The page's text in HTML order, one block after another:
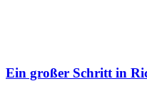
Ein großer Schritt in